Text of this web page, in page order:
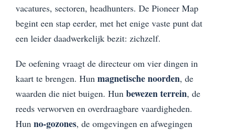
vacatures, sectoren, headhunters. De Pioneer Map
begint een stap eerder, met het enige vaste punt dat
een leider daadwerkelijk bezit: zichzelf.
De oefening vraagt de directeur om vier dingen in
kaart te brengen. Hun magnetische noorden, de
waarden die niet buigen. Hun bewezen terrein, de
reeds verworven en overdraagbare vaardigheden.
Hun no-gozones, de omgevingen en afwegingen